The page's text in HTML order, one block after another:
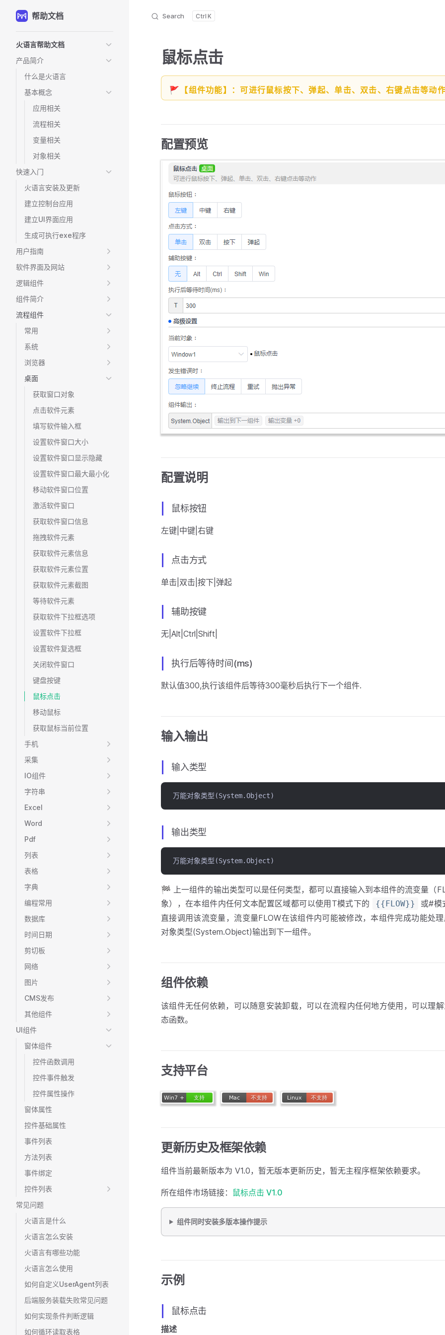
Skip to content
帮助文档 Search K
火语言帮助文档
产品简介
什么是火语言
基本概念
应用相关
流程相关
变量相关
对象相关
快速入门
火语言安装及更新
建立控制台应用
建立UI界面应用
生成可执行exe程序
用户指南
软件界面及网站
逻辑组件
组件简介
流程组件
常用
系统
浏览器
桌面
获取窗口对象
点击软件元素
填写软件输入框
设置软件窗口大小
设置软件窗口显示隐藏
设置软件窗口最大最小化
移动软件窗口位置
激活软件窗口
获取软件窗口信息
拖拽软件元素
获取软件元素信息
获取软件元素位置
获取软件元素截图
等待软件元素
获取软件下拉框选项
设置软件下拉框
设置软件复选框
关闭软件窗口
键盘按键
鼠标点击
移动鼠标
获取鼠标当前位置
手机
采集
IO组件
字符串
Excel
Word
Pdf
列表
表格
字典
编程常用
数据库
时间日期
剪切板
网络
图片
CMS发布
其他组件
UI组件
窗体组件
控件函数调用
控件事件触发
控件属性操作
窗体属性
控件基础属性
事件列表
方法列表
事件绑定
控件列表
常见问题
火语言是什么
火语言怎么安装
火语言有哪些功能
火语言怎么使用
如何自定义UserAgent列表
后端服务装载失败常见问题
如何实现条件判断逻辑
如何循环读取表格
鼠标点击
🚩【组件功能】：可进行鼠标按下、弹起、单击、双击、右键点击等动作
配置预览
配置说明
鼠标按钮
左键|中键|右键
点击方式
单击|双击|按下|弹起
辅助按键
无|Alt|Ctrl|Shift|
执行后等待时间(ms)
默认值300,执行该组件后等待300毫秒后执行下一个组件.
输入输出
输入类型
万能对象类型(System.Object)
输出类型
万能对象类型(System.Object)
🏁 上一组件的输出类型可以是任何类型，都可以直接输入到本组件的流变量（
象），在本组件内任何文本配置区域都可以使用T模式下的
{{FLOW}} 或#模
直接调用该流变量，流变量FLOW在该组件内可能被修改，本组件完成功能处
对象类型(System.Object)输出到下一组件。
组件依赖
该组件无任何依赖，可以随意安装卸载，可以在流程内任何地方使用，可以理
态函数。
支持平台
更新历史及框架依赖
组件当前最新版本为 V1.0，暂无版本更新历史，暂无主程序框架依赖要求。
所在组件市场链接： 鼠标点击 V1.0
组件同时安装多版本操作提示
示例
鼠标点击
描述